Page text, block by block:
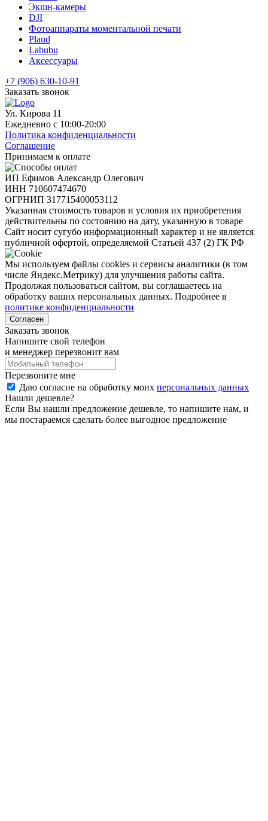
Экшн-камеры
DJI
Фотоаппараты моментальной печати
Plaud
Labubu
Аксессуары
+7 (906) 630-10-91
Заказать звонок
Ул. Кирова 11
Ежедневно с 10:00-20:00
Политика конфиденциальности
Соглашение
Принимаем к оплате
ИП Ефимов Александр Олегович
ИНН 710607474670
ОГРНИП 317715400053112
Указанная стоимость товаров и условия их приобретения
действительны по состоянию на дату, указанную в товаре
Сайт носит сугубо информационный характер и не является
публичной офертой, определяемой Статьей 437 (2) ГК РФ
Мы используем файлы cookies и сервисы аналитики (в том
числе Яндекс.Метрику) для улучшения работы сайта.
Продолжая пользоваться сайтом, вы соглашаетесь на
обработку ваших персональных данных. Подробнее в
политике конфиденциальности
Согласен
Заказать звонок
Напишите свой телефон
и менеджер перезвонит вам
Перезвоните мне
Даю согласие на обработку моих персональных данных
Нашли дешевле?
Если Вы нашли предложение дешевле, то напишите нам, и
мы постараемся сделать более выгодное предложение